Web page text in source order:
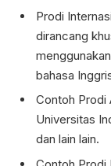
Prodi
dirancang
bahasa
Contoh Prodi
Universitas
dan lain lain.